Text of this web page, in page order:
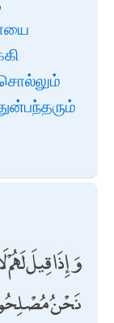
وَإِذَا قِيلَ
نَحْنُ